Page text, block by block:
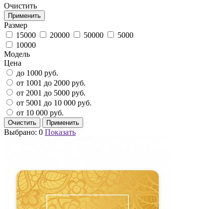
Очистить
Размер
15000
20000 50000
5000
10000
Модель
Цена
до 1000 руб.
от 1001 до 2000 руб.
от 2001 до 5000 руб.
от 5001 до 10 000 руб.
от 10 000 руб.
Выбрано: 0 Показать